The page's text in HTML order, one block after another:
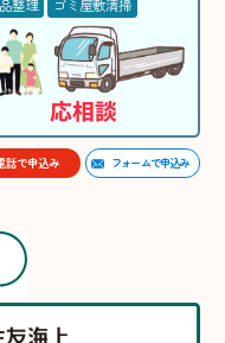
整理
ゴミ屋敷清掃
応相談
話で申込み フォームで申込み